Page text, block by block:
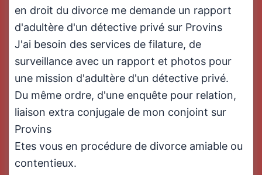
en droit du divorce me demande un rapport
d'adultère d'un détective privé sur Provins
J'ai besoin des services de filature, de
surveillance avec un rapport et photos pour
une mission d'adultère d'un détective privé.
Du même ordre, d'une enquête pour relation,
liaison extra conjugale de mon conjoint sur
Provins
Etes vous en procédure de divorce amiable ou
contentieux.